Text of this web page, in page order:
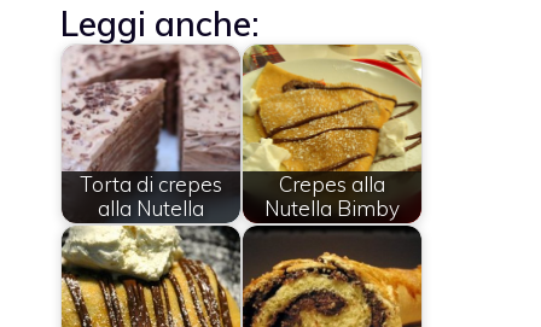
Leggi anche:
Torta di crepes
alla Nutella
Crepes alla
Nutella Bimby